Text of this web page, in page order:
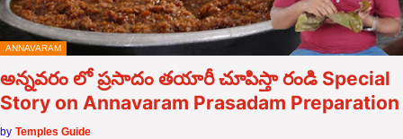
ANNAVARAM
అన్నవరం లో ప్రసాదం తయారీ చూపిస్తా రండి Special
Story on Annavaram Prasadam Preparation
by Temples Guide